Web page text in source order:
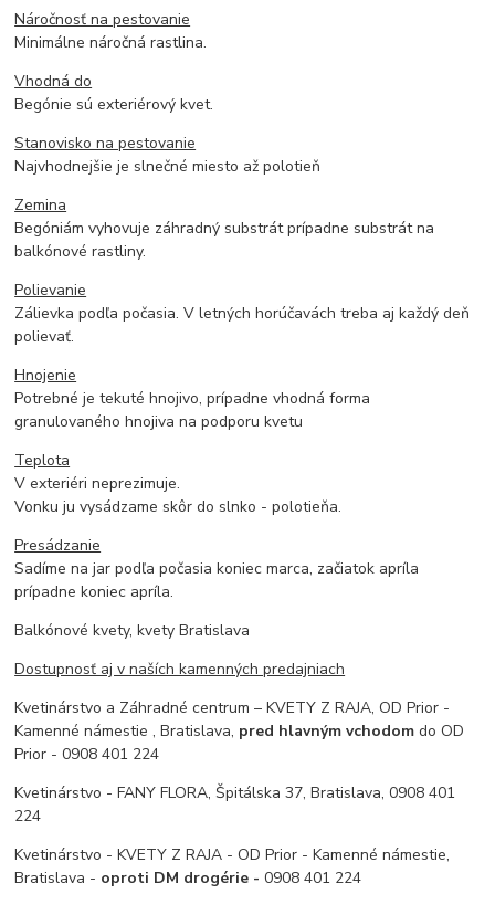
Náročnosť na pestovanie
Minimálne náročná rastlina.
Vhodná do
Begónie sú exteriérový kvet.
Stanovisko na pestovanie
Najvhodnejšie je slnečné miesto až polotieň
Zemina
Begóniám vyhovuje záhradný substrát prípadne substrát na
balkónové rastliny.
Polievanie
Zálievka podľa počasia. V letných horúčavách treba aj každý deň
polievať.
Hnojenie
Potrebné je tekuté hnojivo, prípadne vhodná forma
granulovaného hnojiva na podporu kvetu
Teplota
V exteriéri neprezimuje.
Vonku ju vysádzame skôr do slnko - polotieňa.
Presádzanie
Sadíme na jar podľa počasia koniec marca, začiatok apríla
prípadne koniec apríla.
Balkónové kvety, kvety Bratislava
Dostupnosť aj v naších kamenných predajniach
Kvetinárstvo a Záhradné centrum – KVETY Z RAJA, OD Prior -
Kamenné námestie , Bratislava, pred hlavným vchodom do OD
Prior - 0908 401 224
Kvetinárstvo - FANY FLORA, Špitálska 37, Bratislava, 0908 401
224
Kvetinárstvo - KVETY Z RAJA - OD Prior - Kamenné námestie,
Bratislava - oproti DM drogérie -0908 401 224